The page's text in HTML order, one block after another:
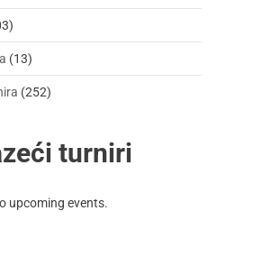
(13)
(252)
turniri
upcoming events.